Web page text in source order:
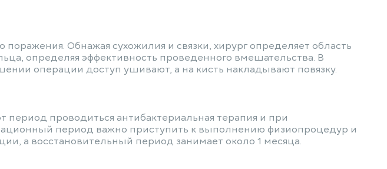
Обнажая сухожилия и связки, хирург определяет область
определяя эффективность проведенного вмешательства. В
операции доступ ушивают, а на кисть накладывают повязку.
период проводиться антибактериальная терапия и при
период важно приступить к выполнению физиопроцедур и
а восстановительный период занимает около 1 месяца.